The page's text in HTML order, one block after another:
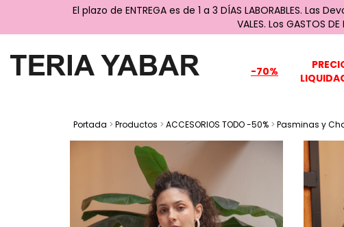
El plazo de ENTREGA es de 1 a 3 DÍAS LABORABLES. Las
VALES. Los GASTOS
-70%
Portada > Productos > ACCESORIOS TODO -50% > Pasminas y